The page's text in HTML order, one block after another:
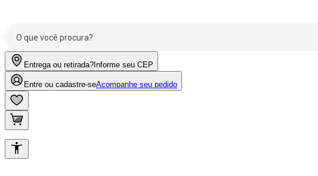
Entrega ou retirada? Informe seu CEP
Entre ou cadastre-seAcompanhe seu pedido